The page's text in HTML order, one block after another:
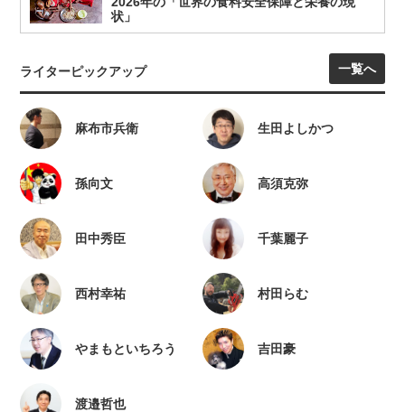
状」
ライターピックアップ 一覧へ
麻布市兵衛 生田よしかつ
孫向文 高須克弥
田中秀臣 千葉麗子
西村幸祐 村田らむ
やまもといちろう 吉田豪
渡邉哲也